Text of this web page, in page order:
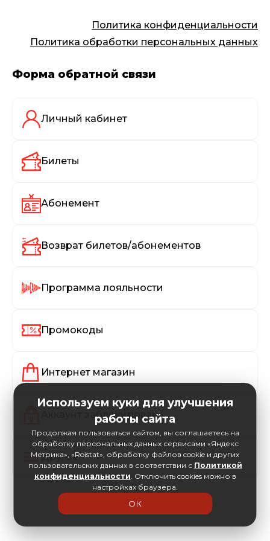
Политика конфиденциальности
Политика обработки персональных данных
Форма обратной связи
Личный кабинет
Билеты
Абонемент
Возврат билетов/абонементов
Программа лояльности
Промокоды
Интернет магазин
Аккаунт заблокирован
Другое
Используем куки для улучшения
работы сайта
Продолжая пользоваться сайтом, вы соглашаетесь на
обработку персональных данных сервисами «Яндекс
Метрика», «Roistat», обработку файлов cookie и других
пользовательских данных в соответствии с Политикой
конфиденциальности. Отключить cookies можно в
настройках браузера.
ОК